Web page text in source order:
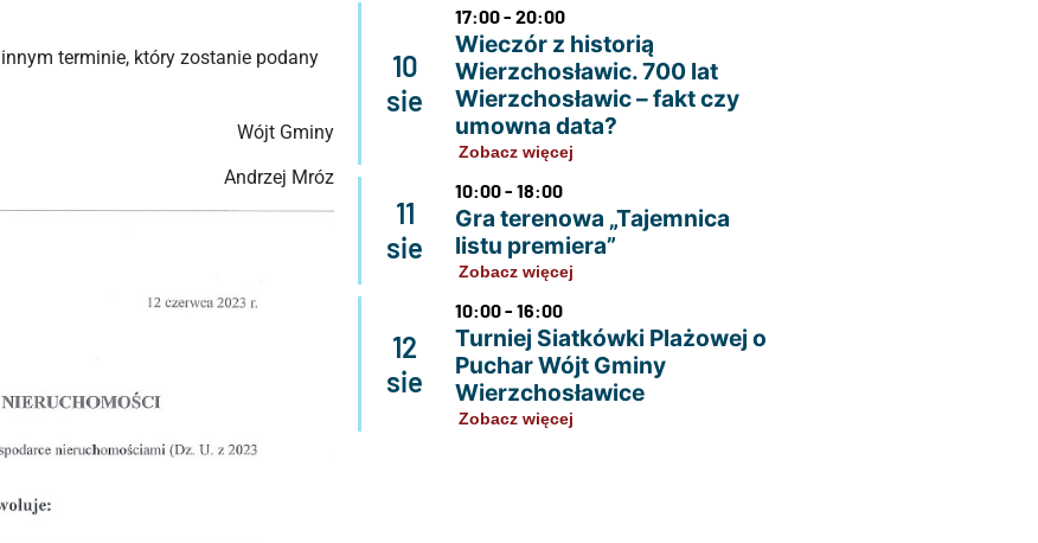
terminie, który zostanie podany
Wójt Gminy
Andrzej Mróz
10
sie
17:00 - 20:00
Wieczór z historią
Wierzchosławic. 700 lat
Wierzchosławic – fakt czy
umowna data?
Zobacz więcej
11
sie
10:00 - 18:00
Gra terenowa „Tajemnica
listu premiera”
Zobacz więcej
12
sie
10:00 - 16:00
Turniej Siatkówki Plażowej o
Puchar Wójt Gminy
Wierzchosławice
Zobacz więcej